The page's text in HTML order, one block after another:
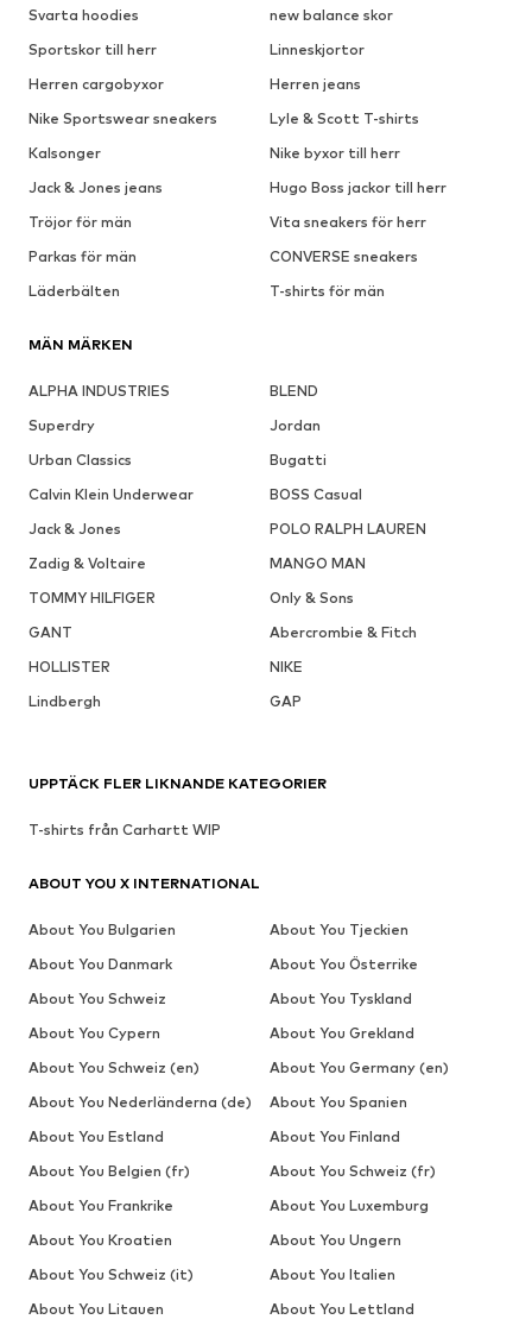
Svarta hoodies
new balance skor
Sportskor till herr
Linneskjortor
Herren cargobyxor
Herren jeans
Nike Sportswear sneakers
Lyle & Scott T-shirts
Kalsonger
Nike byxor till herr
Jack & Jones jeans
Hugo Boss jackor till herr
Tröjor för män
Vita sneakers för herr
Parkas för män
CONVERSE sneakers
Läderbälten
T-shirts för män
MÄN MÄRKEN
ALPHA INDUSTRIES
BLEND
Superdry
Jordan
Urban Classics
Bugatti
Calvin Klein Underwear
BOSS Casual
Jack & Jones
POLO RALPH LAUREN
Zadig & Voltaire
MANGO MAN
TOMMY HILFIGER
Only & Sons
GANT
Abercrombie & Fitch
HOLLISTER
NIKE
Lindbergh
GAP
UPPTÄCK FLER LIKNANDE KATEGORIER
T-shirts från Carhartt WIP
ABOUT YOU X INTERNATIONAL
About You Bulgarien
About You Tjeckien
About You Danmark
About You Österrike
About You Schweiz
About You Tyskland
About You Cypern
About You Grekland
About You Schweiz (en)
About You Germany (en)
About You Nederländerna (de)
About You Spanien
About You Estland
About You Finland
About You Belgien (fr)
About You Schweiz (fr)
About You Frankrike
About You Luxemburg
About You Kroatien
About You Ungern
About You Schweiz (it)
About You Italien
About You Litauen
About You Lettland